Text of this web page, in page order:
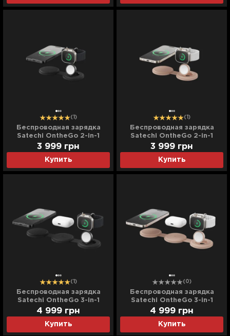
(1)
Беспроводная зарядка
Satechi OntheGo 2-in-1
(Black) (ST-QTG21K)
Купить
3 999 грн
(1)
Беспроводная зарядка
Satechi OntheGo 2-in-1
(Desert Rose) (ST-QTG21R)
Купить
3 999 грн
(1)
Беспроводная зарядка
Satechi OntheGo 3-in-1
(Black) (ST-QTG31K)
Купить
4 999 грн
(0)
Беспроводная зарядка
Satechi OntheGo 3-in-1
(Desert Rose) (ST-QTG31R)
Купить
4 999 грн